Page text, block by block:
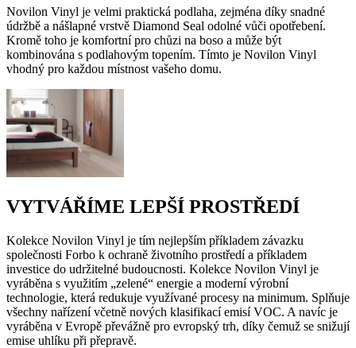
Novilon Vinyl je velmi praktická podlaha, zejména díky snadné
údržbě a nášlapné vrstvě Diamond Seal odolné vůči opotřebení.
Kromě toho je komfortní pro chůzi na boso a může být
kombinována s podlahovým topením. Tímto je Novilon Vinyl
vhodný pro každou místnost vašeho domu.
VYTVÁŘÍME LEPŠÍ PROSTŘEDÍ
Kolekce Novilon Vinyl je tím nejlepším příkladem závazku
společnosti Forbo k ochraně životního prostředí a příkladem
investice do udržitelné budoucnosti. Kolekce Novilon Vinyl je
vyráběna s využitím „zelené“ energie a moderní výrobní
technologie, která redukuje využívané procesy na minimum. Splňuje
všechny nařízení včetně nových klasifikací emisí VOC. A navíc je
vyráběna v Evropě převážně pro evropský trh, díky čemuž se snižují
emise uhlíku při přepravě.